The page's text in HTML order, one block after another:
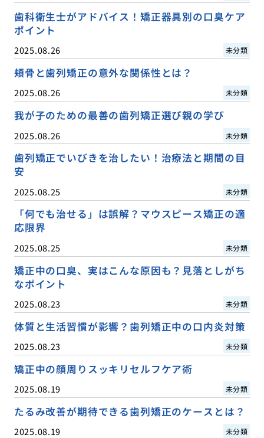
歯科衛生士がアドバイス！矯正器具別の口臭ケア
ポイント
2025.08.26 未分類
頬骨と歯列矯正の意外な関係性とは？
2025.08.26 未分類
我が子のための最善の歯列矯正選び親の学び
2025.08.26 未分類
歯列矯正でいびきを治したい！治療法と期間の目
安
2025.08.25 未分類
「何でも治せる」は誤解？マウスピース矯正の適
応限界
2025.08.25 未分類
矯正中の口臭、実はこんな原因も？見落としがち
なポイント
2025.08.23 未分類
体質と生活習慣が影響？歯列矯正中の口内炎対策
2025.08.23 未分類
矯正中の顔周りスッキリセルフケア術
2025.08.19 未分類
たるみ改善が期待できる歯列矯正のケースとは？
2025.08.19 未分類